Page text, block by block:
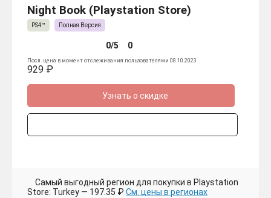
Night Book (Playstation Store)
PS4™ Полная Версия
0/5 0
Посл. цена в момент отслеживания пользователями 08.10.2023
929 ₽
Узнать о скидке
Самый выгодный регион для покупки в Playstation
Store: Turkey — 197.35 ₽ См. цены в регионах